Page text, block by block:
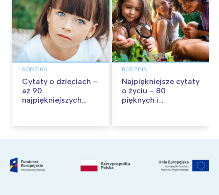
RODZINA
Cytaty o dzieciach –
aż 90
najpiękniejszych
RODZINA
Najpiękniejsze cytaty
o życiu – 80
pięknych i